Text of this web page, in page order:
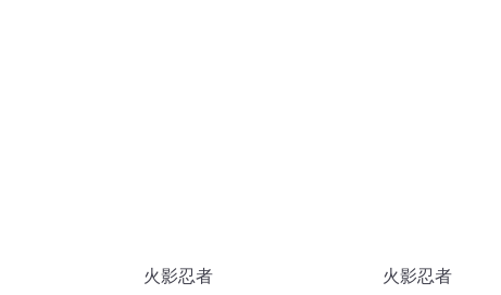
火影忍者 火影忍者